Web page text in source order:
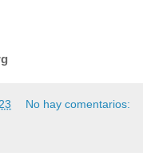
No hay comentarios: